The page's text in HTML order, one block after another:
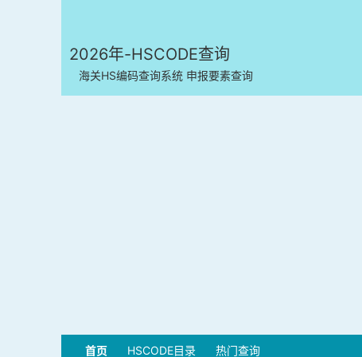
2026年-HSCODE查询
海关HS编码查询系统 申报要素查询
首页 HSCODE目录 热门查询